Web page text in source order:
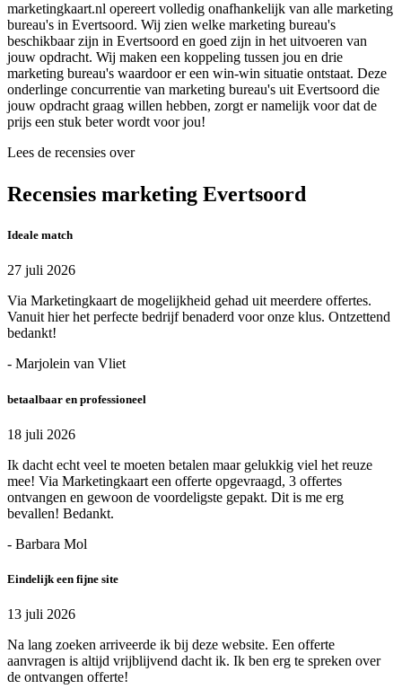
marketingkaart.nl opereert volledig onafhankelijk van alle marketing
bureau's in Evertsoord. Wij zien welke marketing bureau's
beschikbaar zijn in Evertsoord en goed zijn in het uitvoeren van
jouw opdracht. Wij maken een koppeling tussen jou en drie
marketing bureau's waardoor er een win-win situatie ontstaat. Deze
onderlinge concurrentie van marketing bureau's uit Evertsoord die
jouw opdracht graag willen hebben, zorgt er namelijk voor dat de
prijs een stuk beter wordt voor jou!
Lees de recensies over
Recensies marketing Evertsoord
Ideale match
27 juli 2026
Via Marketingkaart de mogelijkheid gehad uit meerdere offertes.
Vanuit hier het perfecte bedrijf benaderd voor onze klus. Ontzettend
bedankt!
- Marjolein van Vliet
betaalbaar en professioneel
18 juli 2026
Ik dacht echt veel te moeten betalen maar gelukkig viel het reuze
mee! Via Marketingkaart een offerte opgevraagd, 3 offertes
ontvangen en gewoon de voordeligste gepakt. Dit is me erg
bevallen! Bedankt.
- Barbara Mol
Eindelijk een fijne site
13 juli 2026
Na lang zoeken arriveerde ik bij deze website. Een offerte
aanvragen is altijd vrijblijvend dacht ik. Ik ben erg te spreken over
de ontvangen offerte!